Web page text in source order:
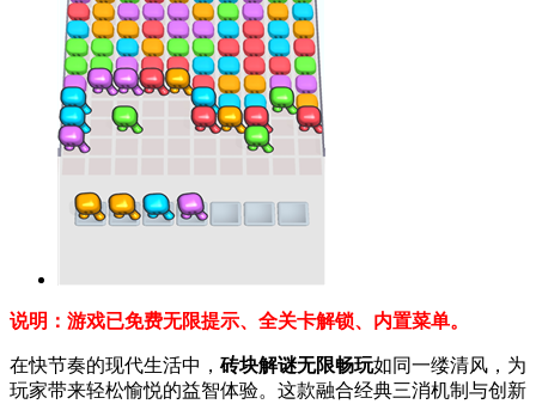
说明：游戏已免费无限提示、全关卡解锁、内置菜单。
在快节奏的现代生活中， 砖块解谜无限畅玩如同一缕清风，为
玩家带来轻松愉悦的益智体验。这款融合经典三消机制与创新